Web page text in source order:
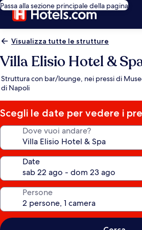
Passa alla sezione principale della pagina
Visualizza tutte le strutture
Villa Elisio Hotel &
Struttura con bar/lounge, nei pressi di
di Napoli
Scegli le date per vedere i
Dove vuoi andare?
Date
Persone